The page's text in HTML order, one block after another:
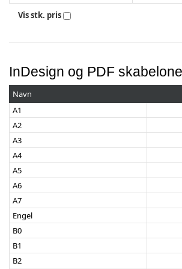
Vis stk. pris
InDesign og PDF
Navn
A1
A2
A3
A4
A5
A6
A7
Engel
B0
B1
B2